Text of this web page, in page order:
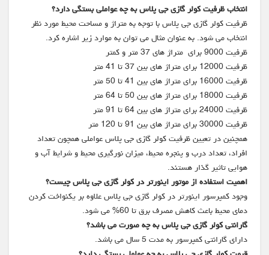
انتخاب ظرفیت کولر گازی جی پلاس به چه عواملی بستگی دارد؟
ظرفیت کولر گازی جی پلاس با توجه به متراژ و مساحت محیط مورد نظر
انتخاب می شود. به عنوان مثال می توان به موارد زیر اشاره کرد.
ظرفیت 9000 برای متراژ های 37 متر و کمتر
ظرفیت 12000 برای متراژ های بین 37 تا 41 متر
ظرفیت 16000 برای متراژ های بین 41 تا 50 متر
ظرفیت 18000 برای متراژ های بین 50 تا 64 متر
ظرفیت 24000 برای متراژ های بین 64 تا 91 متر
ظرفیت 30000 برای متراژ های بین 91 تا 120 متر
همچنین در تعیین ظرفیت کولر گازی جی پلاس عواملی همچون تعداد
افراد، تعداد درب و پنجره محیط، میزان نورگیری محیط و شرایط آب و
هوایی تاثیر گذار هستند.
اهمیت استفاده از موتور اینورتر در کولر گازی جی پلاس چیست؟
وجود کمپرسور اینورتر در کولر گازی جی پلاس علاوه بر یکنواخت کردن
دمای محیط باعث کاهش مصرف برق تا 60% می شود.
گارانتی کولر گازی جی پلاس به چه صورت می باشد؟
دارای گارانتی کمپرسور به مدت 5 سال می باشد.